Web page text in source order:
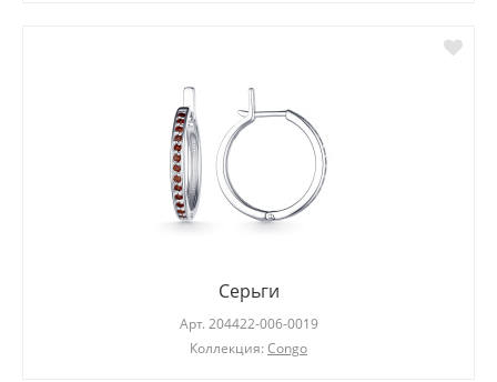
Серьги
Арт. 204422-006-0019
Коллекция: Congo